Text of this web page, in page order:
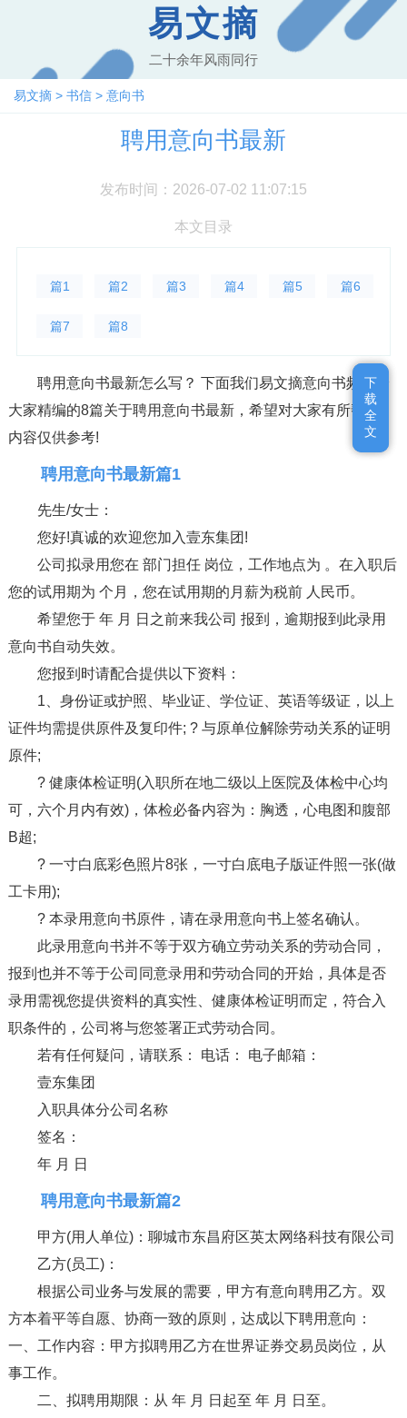
易文摘
二十余年风雨同行
易文摘 > 书信 > 意向书
聘用意向书最新
发布时间：2026-07-02 11:07:15
本文目录
篇1 篇2 篇3 篇4 篇5 篇6
篇7 篇8
聘用意向书最新怎么写？ 下面我们易文摘意向书频道给
大家精编的8篇关于聘用意向书最新，希望对大家有所帮助，
内容仅供参考!
聘用意向书最新篇1
先生/女士：
您好!真诚的欢迎您加入壹东集团!
公司拟录用您在 部门担任 岗位，工作地点为 。在入职后
您的试用期为 个月，您在试用期的月薪为税前 人民币。
希望您于 年 月 日之前来我公司 报到，逾期报到此录用
意向书自动失效。
您报到时请配合提供以下资料：
1、身份证或护照、毕业证、学位证、英语等级证，以上
证件均需提供原件及复印件; ? 与原单位解除劳动关系的证明
原件;
? 健康体检证明(入职所在地二级以上医院及体检中心均
可，六个月内有效)，体检必备内容为：胸透，心电图和腹部
B超;
? 一寸白底彩色照片8张，一寸白底电子版证件照一张(做
工卡用);
? 本录用意向书原件，请在录用意向书上签名确认。
此录用意向书并不等于双方确立劳动关系的劳动合同，
报到也并不等于公司同意录用和劳动合同的开始，具体是否
录用需视您提供资料的真实性、健康体检证明而定，符合入
职条件的，公司将与您签署正式劳动合同。
若有任何疑问，请联系： 电话： 电子邮箱：
壹东集团
入职具体分公司名称
签名：
年 月 日
聘用意向书最新篇2
甲方(用人单位)：聊城市东昌府区英太网络科技有限公司
乙方(员工)：
根据公司业务与发展的需要，甲方有意向聘用乙方。双
方本着平等自愿、协商一致的原则，达成以下聘用意向：
一、工作内容：甲方拟聘用乙方在世界证券交易员岗位，从
事工作。
二、拟聘用期限：从 年 月 日起至 年 月 日至。
下
载
全
文
下
载
全
文